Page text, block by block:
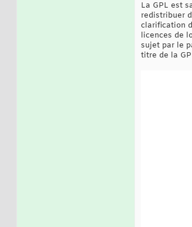
La GPL est
redistribuer
clarification
licences de
sujet par le
titre de la